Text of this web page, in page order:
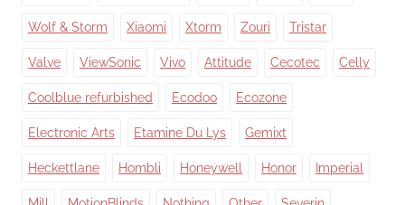
Wolf & Storm Xiaomi Xtorm Zouri Tristar
Valve ViewSonic Vivo Attitude Cecotec Celly
Coolblue refurbished Ecodoo Ecozone
Electronic Arts Etamine Du Lys Gemixt
Heckettlane Hombli Honeywell Honor Imperial